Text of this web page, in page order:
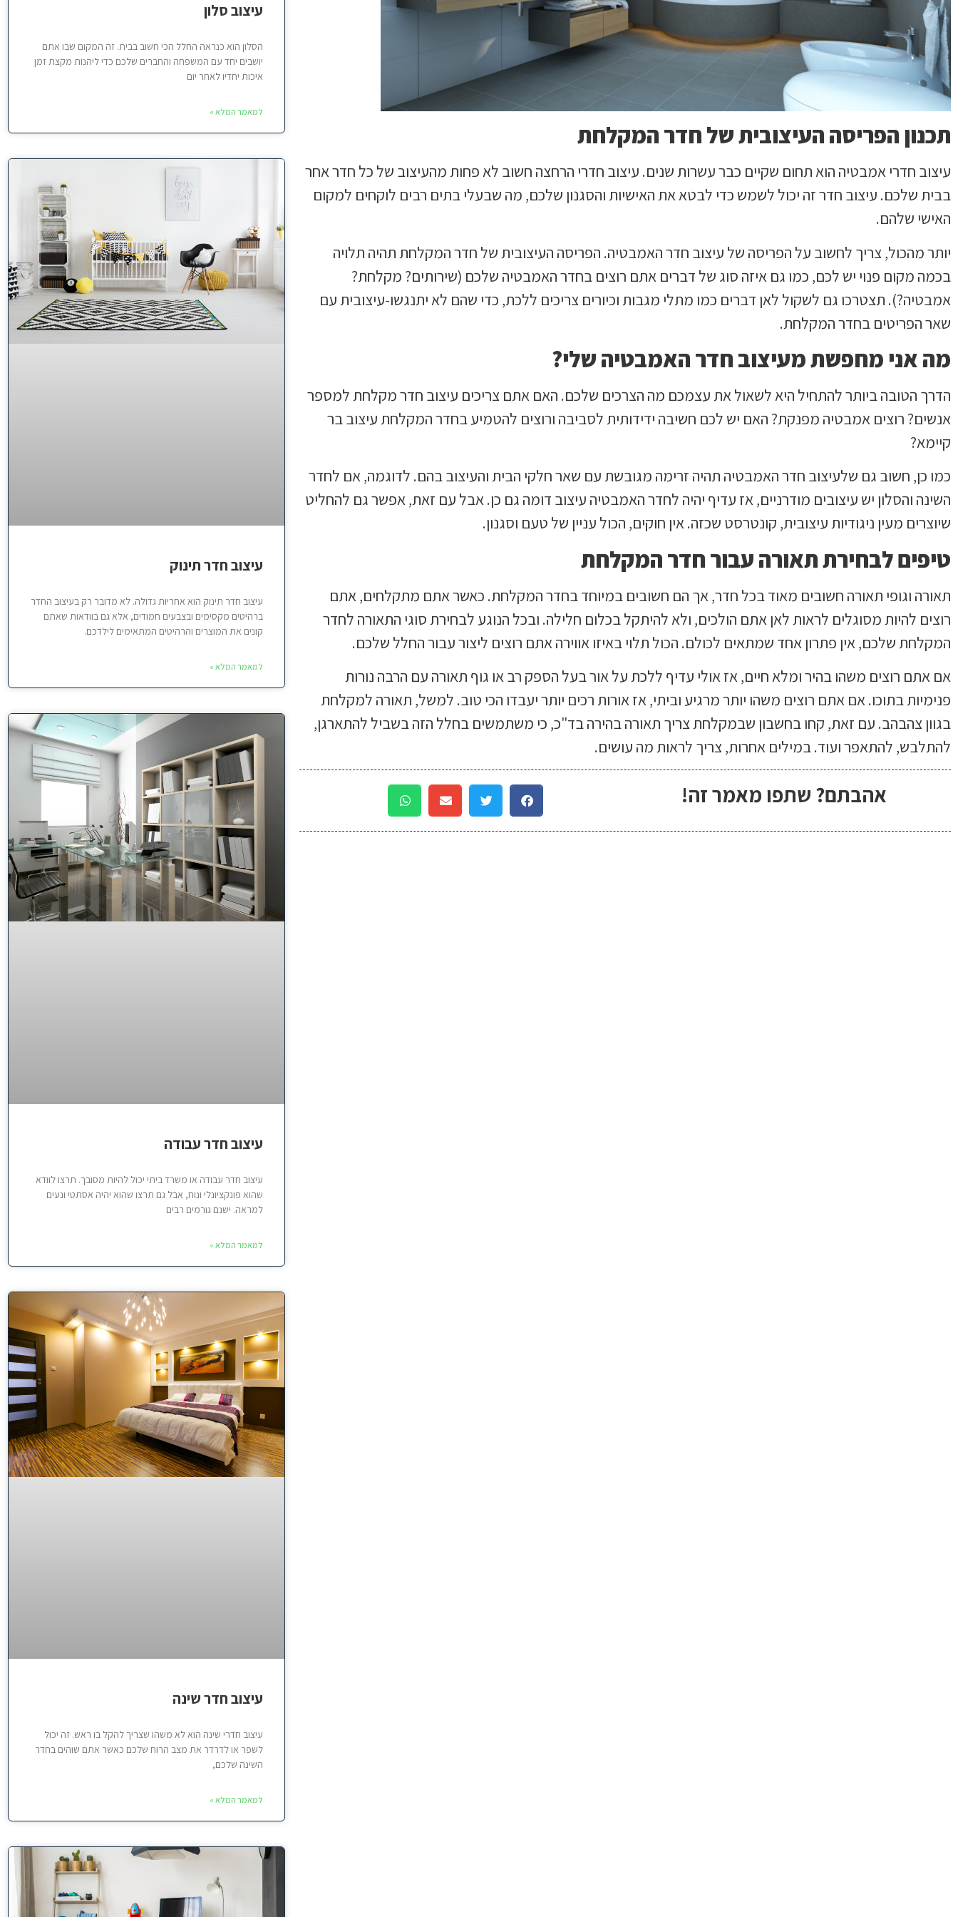
תכנון הפריסה העיצובית של חדר המקלחת
עיצוב חדרי אמבטיה הוא תחום שקיים כבר עשרות שנים. עיצוב חדרי הרחצה חשוב לא פחות מהעיצוב של כל חדר אחר
בבית שלכם. עיצוב חדר זה יכול לשמש כדי לבטא את האישיות והסגנון שלכם, מה שבעלי בתים רבים לוקחים למקום
האישי שלהם.
יותר מהכול, צריך לחשוב על הפריסה של עיצוב חדר האמבטיה. הפריסה העיצובית של חדר המקלחת תהיה תלויה
בכמה מקום פנוי יש לכם, כמו גם איזה סוג של דברים אתם רוצים בחדר האמבטיה שלכם (שירותים? מקלחת?
אמבטיה?). תצטרכו גם לשקול לאן דברים כמו מתלי מגבות וכיורים צריכים ללכת, כדי שהם לא יתנגשו-עיצובית עם
שאר הפריטים בחדר המקלחת.
מה אני מחפשת מעיצוב חדר האמבטיה שלי?
הדרך הטובה ביותר להתחיל היא לשאול את עצמכם מה הצרכים שלכם. האם אתם צריכים עיצוב חדר מקלחת למספר
אנשים? רוצים אמבטיה מפנקת? האם יש לכם חשיבה ידידותית לסביבה ורוצים להטמיע בחדר המקלחת עיצוב בר
קיימא?
כמו כן, חשוב גם שלעיצוב חדר האמבטיה תהיה זרימה מגובשת עם שאר חלקי הבית והעיצוב בהם. לדוגמה, אם לחדר
השינה והסלון יש עיצובים מודרניים, אז עדיף יהיה לחדר האמבטיה עיצוב דומה גם כן. אבל עם זאת, אפשר גם להחליט
שיוצרים מעין ניגודיות עיצובית, קונטרסט שכזה. אין חוקים, הכול עניין של טעם וסגנון.
טיפים לבחירת תאורה עבור חדר המקלחת
תאורה וגופי תאורה חשובים מאוד בכל חדר, אך הם חשובים במיוחד בחדר המקלחת. כאשר אתם מתקלחים, אתם
רוצים להיות מסוגלים לראות לאן אתם הולכים, ולא להיתקל בכלום חלילה. ובכל הנוגע לבחירת סוגי התאורה לחדר
המקלחת שלכם, אין פתרון אחד שמתאים לכולם. הכול תלוי באיזו אווירה אתם רוצים ליצור עבור החלל שלכם.
אם אתם רוצים משהו בהיר ומלא חיים, אז אולי עדיף ללכת על אור בעל הספק רב או גוף תאורה עם הרבה נורות
פנימיות בתוכו. אם אתם רוצים משהו יותר מרגיע וביתי, אז אורות רכים יותר יעבדו הכי טוב. למשל, תאורה למקלחת
בגוון צהבהב. עם זאת, קחו בחשבון שבמקלחת צריך תאורה בהירה בד"כ, כי משתמשים בחלל הזה בשביל להתארגן,
להתלבש, להתאפר ועוד. במילים אחרות, צריך לראות מה עושים.
אהבתם? שתפו מאמר זה!
עיצוב סלון
הסלון הוא כנראה החלל הכי חשוב בבית. זה המקום שבו אתם
יושבים יחד עם המשפחה והחברים שלכם כדי ליהנות מקצת זמן
איכות יחדיו לאחר יום
למאמר המלא »
עיצוב חדר תינוק
עיצוב חדר תינוק הוא אחריות גדולה. לא מדובר רק בעיצוב החדר
ברהיטים מקסימים ובצבעים חמודים, אלא גם בוודאות שאתם
קונים את המוצרים והרהיטים המתאימים לילדכם.
למאמר המלא »
עיצוב חדר עבודה
עיצוב חדר עבודה או משרד ביתי יכול להיות מסובך. תרצו לוודא
שהוא פונקציונלי ונוח, אבל גם תרצו שהוא יהיה אסתטי ונעים
למראה. ישנם גורמים רבים
למאמר המלא »
עיצוב חדר שינה
עיצוב חדרי שינה הוא לא משהו שצריך להקל בו ראש. זה יכול
לשפר או לדרדר את מצב הרוח שלכם כאשר אתם שוהים בחדר
השינה שלכם,
למאמר המלא »